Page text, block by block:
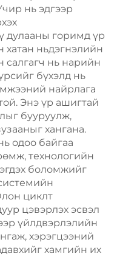
нь эдгээр
дулааны горимд үр
хатан ньдэгнэлийн
нь нарийн
бүхэлд нь
найрлага
Энэ үр ашигтай
бууруулж,
хангана.
одоо байгаа
технологийн
боломжийг
циклт
цэвэрлэх эсвэл
үйлдвэрлэлийн
хэрэгцээний
хамгийн их